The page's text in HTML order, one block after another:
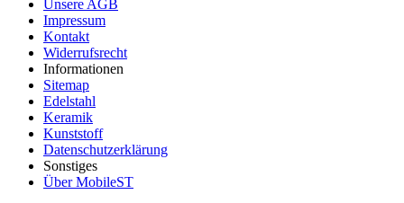
Unsere AGB
Impressum
Kontakt
Widerrufsrecht
Informationen
Sitemap
Edelstahl
Keramik
Kunststoff
Datenschutzerklärung
Sonstiges
Über MobileST